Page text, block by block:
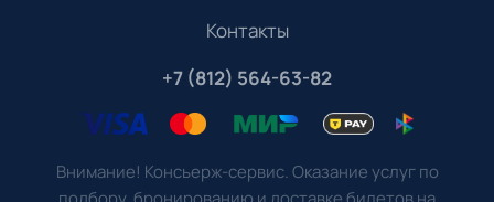
Контакты
+7 (812) 564-63-82
Внимание! Консьерж-сервис. Оказание услуг по